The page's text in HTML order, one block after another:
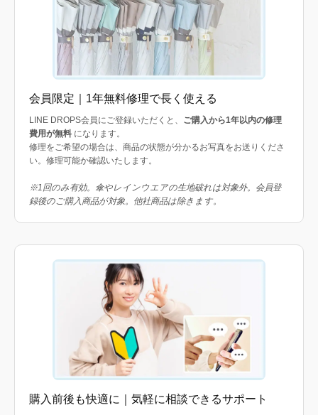
会員限定｜1年無料修理で長く使える
LINE DROPS会員にご登録いただくと、 ご購入から1年以内の修理
費用が無料 になります。
修理をご希望の場合は、商品の状態が分かるお写真をお送りくださ
い。修理可能か確認いたします。
※1回のみ有効。傘やレインウエアの生地破れは対象外。会員登
録後のご購入商品が対象。他社商品は除きます。
購入前後も快適に｜気軽に相談できるサポート